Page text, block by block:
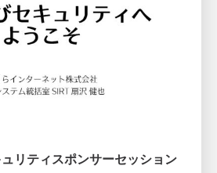
リティスポンサーセッション